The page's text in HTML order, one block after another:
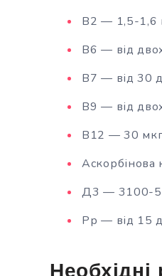
В2 — 1,5-1,6
В6 — від
В7 — від 30
В9 — від
В12 — 30
Аскорбінова
Д3 — 3100-
Рр — від 15